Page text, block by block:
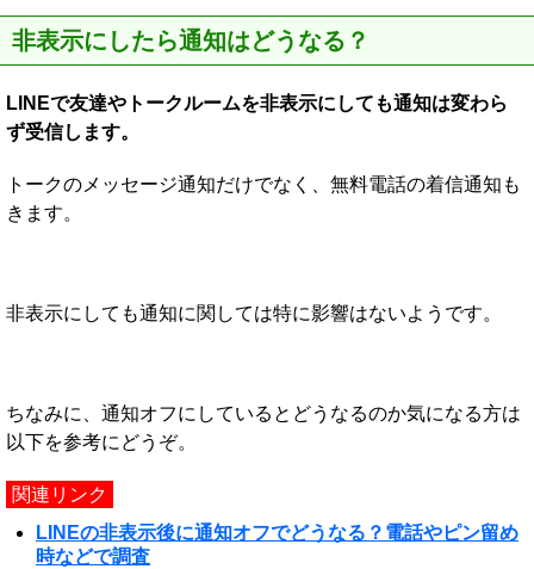
非表示にしたら通知はどうなる？
LINEで友達やトークルームを非表示にしても通知は変わら
ず受信します。
トークのメッセージ通知だけでなく、無料電話の着信通知も
きます。
非表示にしても通知に関しては特に影響はないようです。
ちなみに、通知オフにしているとどうなるのか気になる方は
以下を参考にどうぞ。
関連リンク
LINEの非表示後に通知オフでどうなる？電話やピン留め
時などで調査